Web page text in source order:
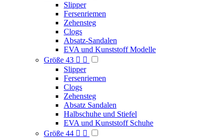
Slipper
Fersenriemen
Zehensteg
Clogs
Absatz-Sandalen
EVA und Kunststoff Modelle
Größe 43  
Slipper
Fersenriemen
Clogs
Zehensteg
Absatz Sandalen
Halbschuhe und Stiefel
EVA und Kunststoff Schuhe
Größe 44  